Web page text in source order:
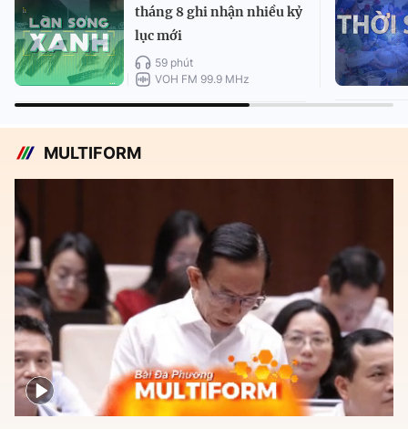
tháng 8 ghi nhận nhiều kỷ
lục mới
59 phút
VOH FM 99.9 MHz
MULTIFORM